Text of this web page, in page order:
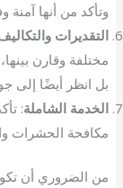
وتأكد من أنها آمنة
التقديرات
مختلفة وقارن
بل انظر أيضًا إلى
الخدمة الشاملة:
مكافحة الحشرات
من الضروري أن